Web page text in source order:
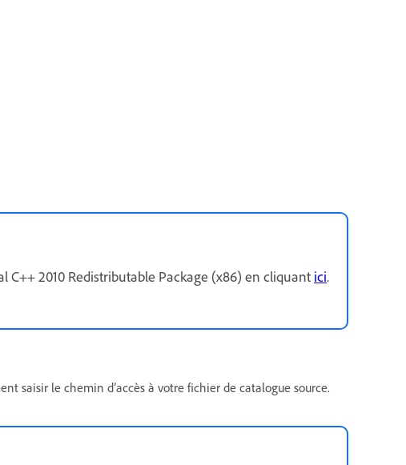
2010 Redistributable Package (x86) en cliquant ici.
saisir le chemin d’accès à votre fichier de catalogue source.